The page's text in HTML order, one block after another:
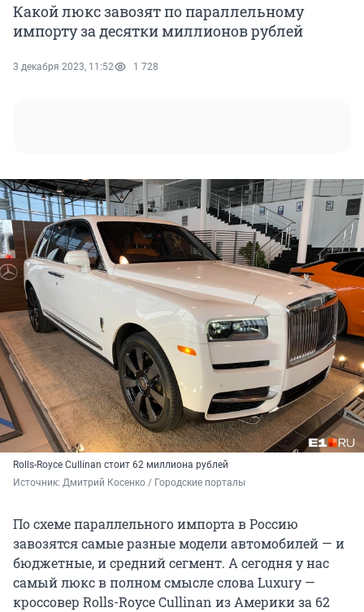
Какой люкс завозят по параллельному
импорту за десятки миллионов рублей
3 декабря 2023, 11:52 1 728
Rolls-Royce Cullinan стоит 62 миллиона рублей
Источник: Дмитрий Косенко / Городские порталы
По схеме параллельного импорта в Россию
завозятся самые разные модели автомобилей — и
бюджетные, и средний сегмент. А сегодня у нас
самый люкс в полном смысле слова Luxury —
кроссовер Rolls-Royce Cullinan из Америки за 62